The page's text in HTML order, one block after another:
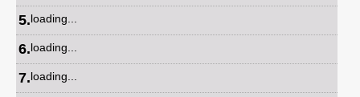
5.loading...
6.loading...
7.loading...